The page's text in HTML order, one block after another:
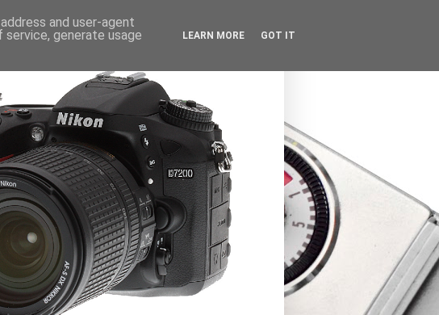
and user-agent
generate usage
LEARN MORE GOT IT